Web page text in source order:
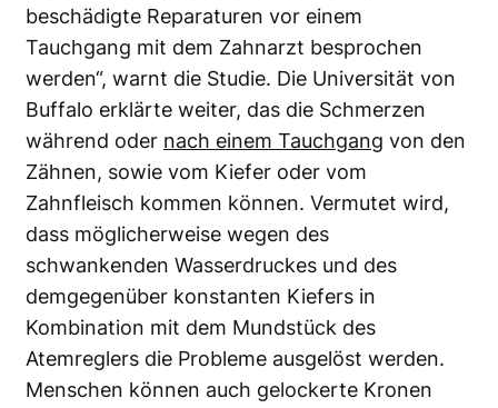
beschädigte Reparaturen vor einem
Tauchgang mit dem Zahnarzt besprochen
werden“, warnt die Studie. Die Universität von
Buffalo erklärte weiter, das die Schmerzen
während oder nach einem Tauchgang von den
Zähnen, sowie vom Kiefer oder vom
Zahnfleisch kommen können. Vermutet wird,
dass möglicherweise wegen des
schwankenden Wasserdruckes und des
demgegenüber konstanten Kiefers in
Kombination mit dem Mundstück des
Atemreglers die Probleme ausgelöst werden.
Menschen können auch gelockerte Kronen